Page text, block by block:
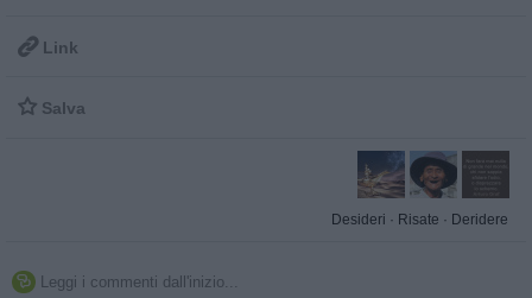
 Link
 Salva
Desideri · Risate · Deridere
 Leggi i commenti dall'inizio...